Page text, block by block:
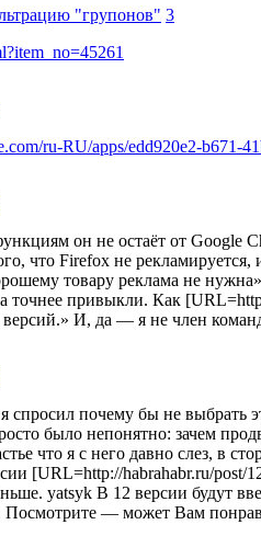
"групонов" 3
ru-RU/apps/edd920e2-b671-
он не остаёт от Google
что Firefox не
товару реклама не
точнее привыкли. Как
версий.» И, да — я не член
почему бы не выбрать
было непонятно: зачем
что я с него давно слез, в
[URL=http://habrahabr.ru/
yatsyk В 12 версии будут
Посмотрите — может Вам